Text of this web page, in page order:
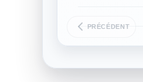
PRÉCÉDENT